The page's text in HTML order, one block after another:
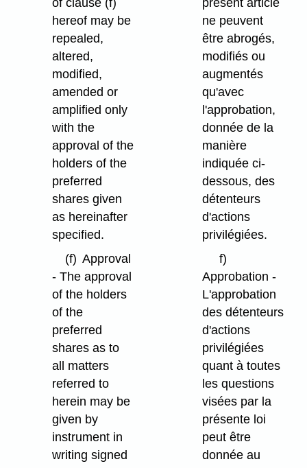
of clause (f)
hereof may be
repealed,
altered,
modified,
amended or
amplified only
with the
approval of the
holders of the
preferred
shares given
as hereinafter
specified.
(f) Approval
- The approval
of the holders
of the
preferred
shares as to
all matters
referred to
herein may be
given by
instrument in
writing signed
présent article
ne peuvent
être abrogés,
modifiés ou
augmentés
qu'avec
l'approbation,
donnée de la
manière
indiquée ci-
dessous, des
détenteurs
d'actions
privilégiées.
f)
Approbation -
L'approbation
des détenteurs
d'actions
privilégiées
quant à toutes
les questions
visées par la
présente loi
peut être
donnée au